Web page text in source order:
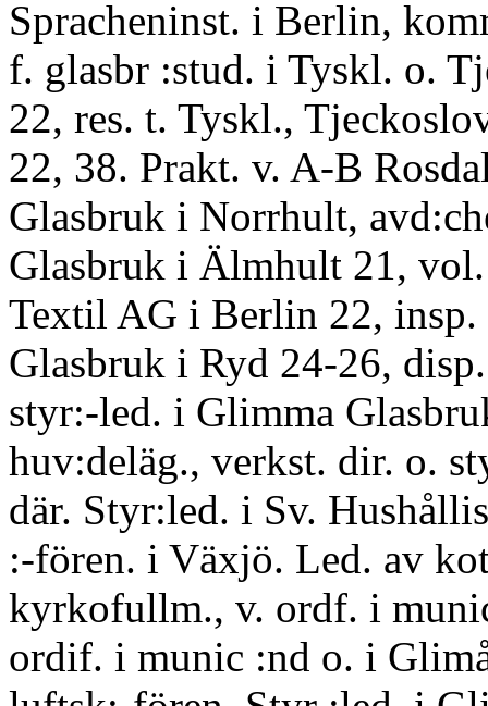
Spracheninst. i Berlin,
f. glasbr :stud. i Tyskl. o.
22, res. t. Tyskl.,
22, 38. Prakt. v. A-B
Glasbruk i Norrhult,
Glasbruk i Älmhult 21,
Textil AG i Berlin 22, insp.
Glasbruk i Ryd 24-26,
styr:-led. i Glimma
huv:deläg., verkst. dir. o.
där. Styr:led. i Sv.
:-fören. i Växjö. Led. av
kyrkofullm., v. ordf. i
ordif. i munic :nd o. i